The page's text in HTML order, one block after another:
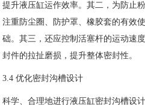
提升液压缸运作效率。其二，为防止
注重防尘圈、防护罩、橡胶套的有效
础。其三，还应控制活塞杆的运动速
封件的拉扯磨损，提升整体密封性。
3.4 优化密封沟槽设计
科学、合理地进行液压缸密封沟槽设